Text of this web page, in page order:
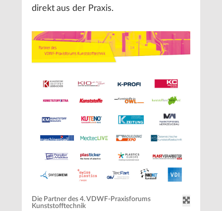
direkt aus der Praxis.
Die Partner des 4. VDWF-Praxisforums
Kunststofftechnik